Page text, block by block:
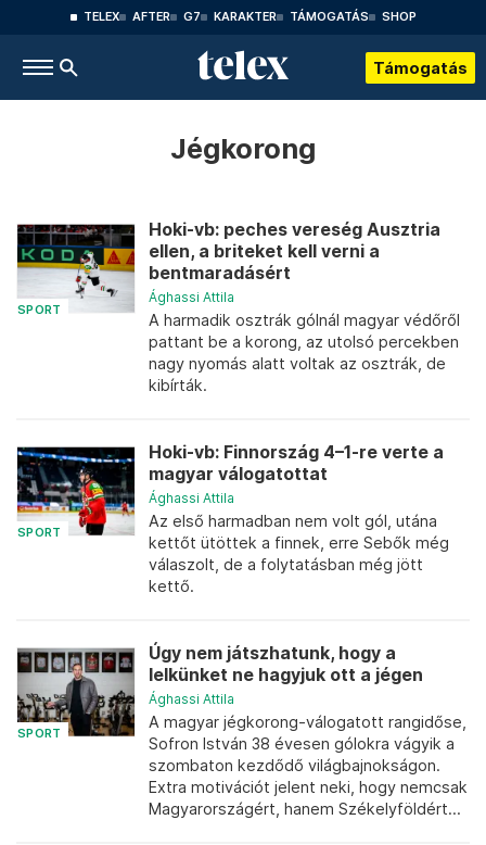
TELEX AFTER G7 KARAKTER TÁMOGATÁS SHOP
Támogatás
Jégkorong
SPORT
Hoki-vb: peches vereség Ausztria
ellen, a briteket kell verni a
bentmaradásért
Ághassi Attila
A harmadik osztrák gólnál magyar védőről
pattant be a korong, az utolsó percekben
nagy nyomás alatt voltak az osztrák, de
kibírták.
SPORT
Hoki-vb: Finnország 4–1-re verte a
magyar válogatottat
Ághassi Attila
Az első harmadban nem volt gól, utána
kettőt ütöttek a finnek, erre Sebők még
válaszolt, de a folytatásban még jött
kettő.
SPORT
Úgy nem játszhatunk, hogy a
lelkünket ne hagyjuk ott a jégen
Ághassi Attila
A magyar jégkorong-válogatott rangidőse,
Sofron István 38 évesen gólokra vágyik a
szombaton kezdődő világbajnokságon.
Extra motivációt jelent neki, hogy nemcsak
Magyarországért, hanem Székelyföldért...